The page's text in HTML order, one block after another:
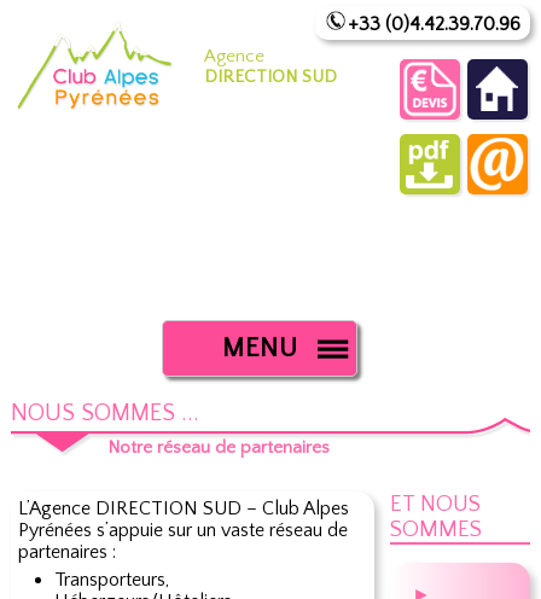
Agence
DIRECTION SUD
+33 (0)4.42.39.70.96
MENU
NOUS SOMMES ...
Notre réseau de partenaires
L’Agence DIRECTION SUD – Club Alpes
Pyrénées s’appuie sur un vaste réseau de
partenaires :
Transporteurs,
ET NOUS
SOMMES